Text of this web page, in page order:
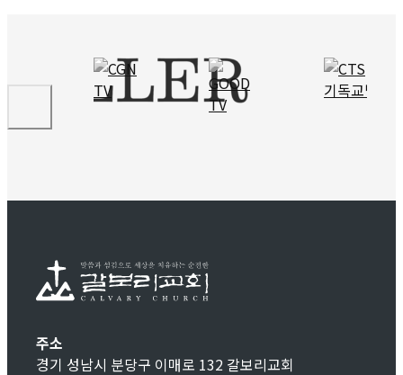
주소
경기 성남시 분당구 이매로 132 갈보리교회